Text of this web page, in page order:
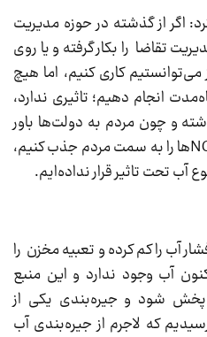
اگر از گذشته در حوزه مدیریت
تقاضا را بکار گرفته و یا روی
کاری کنیم، اما هیچ
انجام دهیم؛ تاثیری ندارد،
و چون مردم به دولت‌ها باور
ندارند، ما حتی نتوانسته‌ایم NGOها را به سمت مردم جذب کنیم،
آب تحت تاثیر قرار نداده‌ایم.
آب را کم کرده و تعبیه مخزن را
آب وجود ندارد و این منبع
شود و جیره‌بندی یکی از
که لاجرم از جیره‌بندی آب